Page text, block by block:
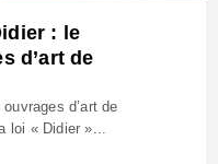
: le
d’art de
d’art de
loi « Didier »...